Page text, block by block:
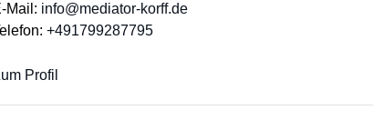
Mail: info@mediator-korff.de
+491799287795
Profil